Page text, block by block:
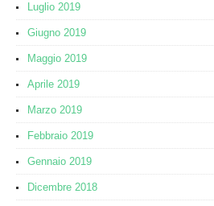
Luglio 2019
Giugno 2019
Maggio 2019
Aprile 2019
Marzo 2019
Febbraio 2019
Gennaio 2019
Dicembre 2018